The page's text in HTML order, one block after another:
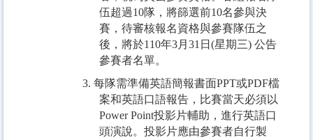
伍超過10隊，將篩選前10名參與決
賽，待審核報名資格與參賽隊伍之
後，將於110年3月 31 日 (星期三) 公告
參賽者名單。
3. 每隊需準備英語簡報書面PPT或PDF檔
案和英語口語報告，比賽當天必須以
Power Point投影片輔助，進行英語口
頭演說。投影片應由參賽者自行製